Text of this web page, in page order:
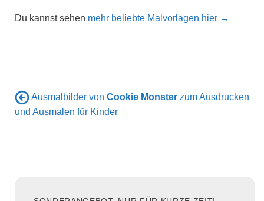
Du kannst sehen mehr beliebte Malvorlagen hier →
Ausmalbilder von Cookie Monster zum Ausdrucken
und Ausmalen für Kinder